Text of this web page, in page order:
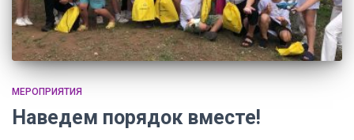
МЕРОПРИЯТИЯ
Наведем порядок вместе!